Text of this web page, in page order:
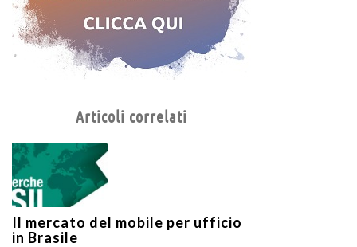
Articoli correlati
Il mercato del mobile per ufficio
in Brasile